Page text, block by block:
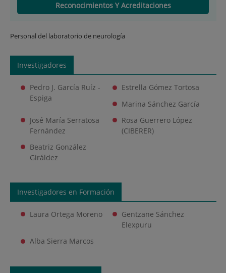
Reconocimientos Y Acreditaciones
Personal del laboratorio de neurología
Investigadores
Pedro J. García Ruíz -
Espiga
Estrella Gómez Tortosa
Marina Sánchez García
José María Serratosa
Fernández
Rosa Guerrero López
(CIBERER)
Beatriz González
Giráldez
Investigadores en Formación
Laura Ortega Moreno
Gentzane Sánchez
Elexpuru
Alba Sierra Marcos